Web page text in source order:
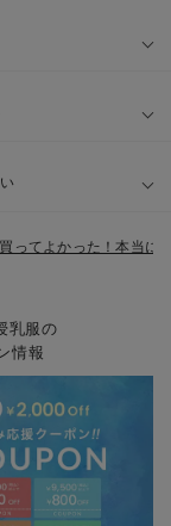
ってよかった！本当に
乳服の
情報